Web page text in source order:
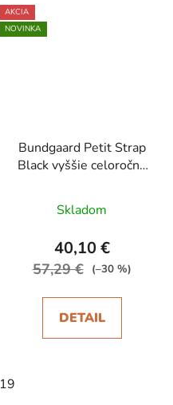
AKCIA
NOVINKA
Bundgaard Petit Strap
Black vyššie celoročné
Skladom
40,10 €
57,29 € (–30 %)
DETAIL
19